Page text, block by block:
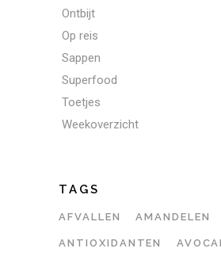
Ontbijt
Op reis
Sappen
Superfood
Toetjes
Weekoverzicht
TAGS
AFVALLEN AMANDELEN
ANTIOXIDANTEN